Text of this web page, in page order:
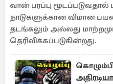
வான் பரப்பு மூடப்படுவதால்
நாடுகளுக்கான விமான
தடங்கலும் அல்லது
தெரிவிக்கப்படுகின்றது.